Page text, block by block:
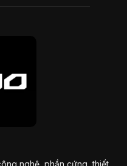
nghệ, phần cứng, thiết